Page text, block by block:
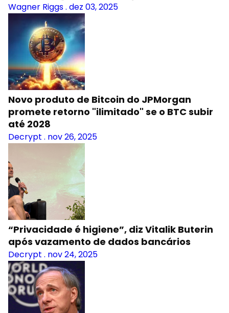
Wagner Riggs. dez 03, 2025
Novo produto de Bitcoin do JPMorgan
promete retorno "ilimitado" se o BTC subir
até 2028
Decrypt . nov 26, 2025
“Privacidade é higiene”, diz Vitalik Buterin
após vazamento de dados bancários
Decrypt . nov 24, 2025